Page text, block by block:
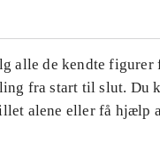
alle de kendte
fra start til slut. Du
alene eller få hjælp